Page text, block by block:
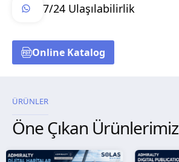
7/24 Ulaşılabilirlik
Online Katalog
ÜRÜNLER
Öne Çıkan Ürünlerimiz